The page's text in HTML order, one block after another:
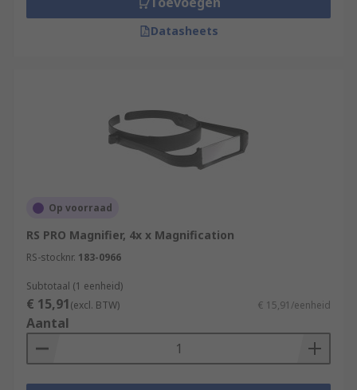
Datasheets
Op voorraad
RS PRO Magnifier, 4x x Magnification
RS-stocknr. 183-0966
Subtotaal (1 eenheid)
€ 15,91(excl. BTW) € 15,91/eenheid
Aantal